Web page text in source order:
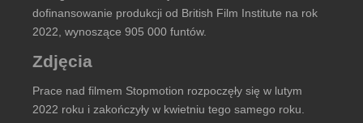
dofinansowanie produkcji od British Film Institute na rok
2022, wynoszące 905 000 funtów.
Zdjęcia
Prace nad filmem Stopmotion rozpoczęły się w lutym
2022 roku i zakończyły w kwietniu tego samego roku.